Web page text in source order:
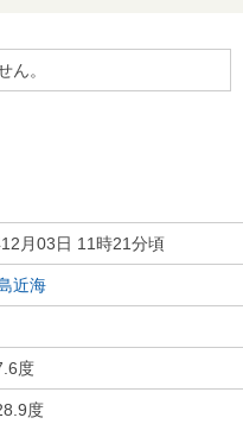
ん。
月03日 11時21分頃
近海
度
度